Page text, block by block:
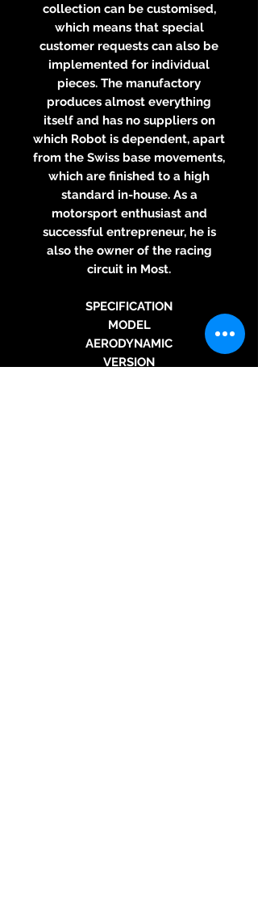
collection can be customised,
which means that special
customer requests can also be
implemented for individual
pieces. The manufactory
produces almost everything
itself and has no suppliers on
which Robot is dependent, apart
from the Swiss base movements,
which are finished to a high
standard in-house. As a
motorsport enthusiast and
successful entrepreneur, he is
also the owner of the racing
circuit in Most.
SPECIFICATION
MODEL
AERODYNAMIC
VERSION